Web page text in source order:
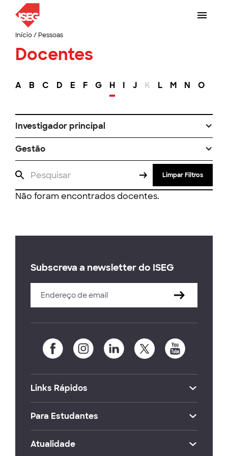
Início/ Pessoas
Docentes
A B C D E F G H I J K L M N O
Investigador principal
Gestão
Limpar Filtros
Não foram encontrados docentes.
Subscreva a newsletter do ISEG
Links Rápidos
Para Estudantes
Atualidade